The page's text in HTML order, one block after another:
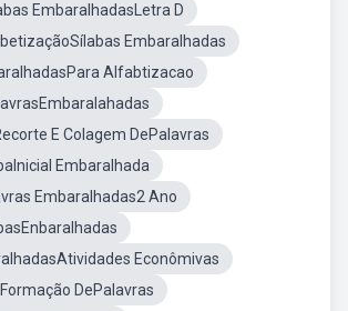
EmbaralhadasLetra D
Embaralhadas
Alfabtizacao
E Colagem DePalavras
Embaralhada
Embaralhadas2 Ano
Econômivas
DePalavras